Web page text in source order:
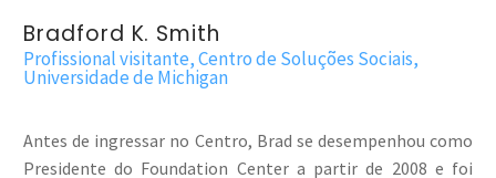
Bradford K. Smith
Profissional visitante, Centro de Soluções Sociais,
Universidade de Michigan
Antes de ingressar no Centro, Brad se desempenhou como
Presidente do Foundation Center a partir de 2008 e foi